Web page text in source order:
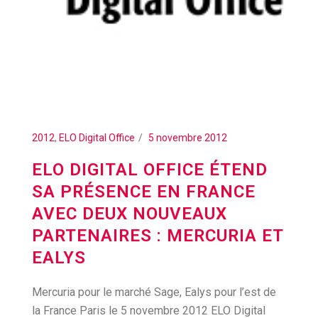
2012, ELO Digital Office 5 novembre 2012
ELO DIGITAL OFFICE ÉTEND
SA PRÉSENCE EN FRANCE
AVEC DEUX NOUVEAUX
PARTENAIRES : MERCURIA ET
EALYS
Mercuria pour le marché Sage, Ealys pour l’est de
la France Paris le 5 novembre 2012 ELO Digital